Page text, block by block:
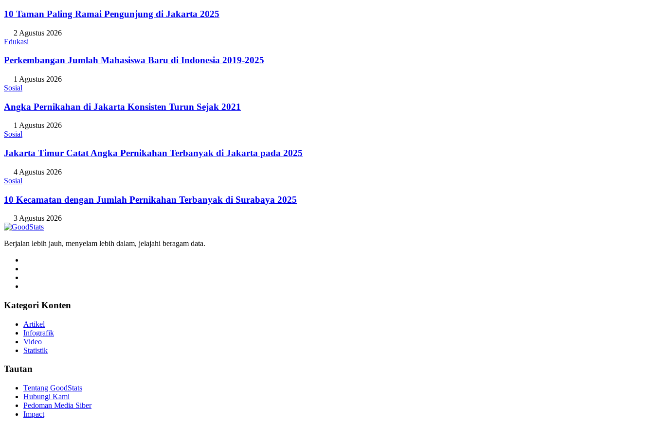
10 Taman Paling Ramai Pengunjung di Jakarta 2025
2 Agustus 2026
Edukasi
Perkembangan Jumlah Mahasiswa Baru di Indonesia 2019-2025
1 Agustus 2026
Sosial
Angka Pernikahan di Jakarta Konsisten Turun Sejak 2021
1 Agustus 2026
Sosial
Jakarta Timur Catat Angka Pernikahan Terbanyak di Jakarta pada 2025
4 Agustus 2026
Sosial
10 Kecamatan dengan Jumlah Pernikahan Terbanyak di Surabaya 2025
3 Agustus 2026
Berjalan lebih jauh, menyelam lebih dalam, jelajahi beragam data.
Kategori Konten
Artikel
Infografik
Video
Statistik
Tautan
Tentang GoodStats
Hubungi Kami
Pedoman Media Siber
Impact